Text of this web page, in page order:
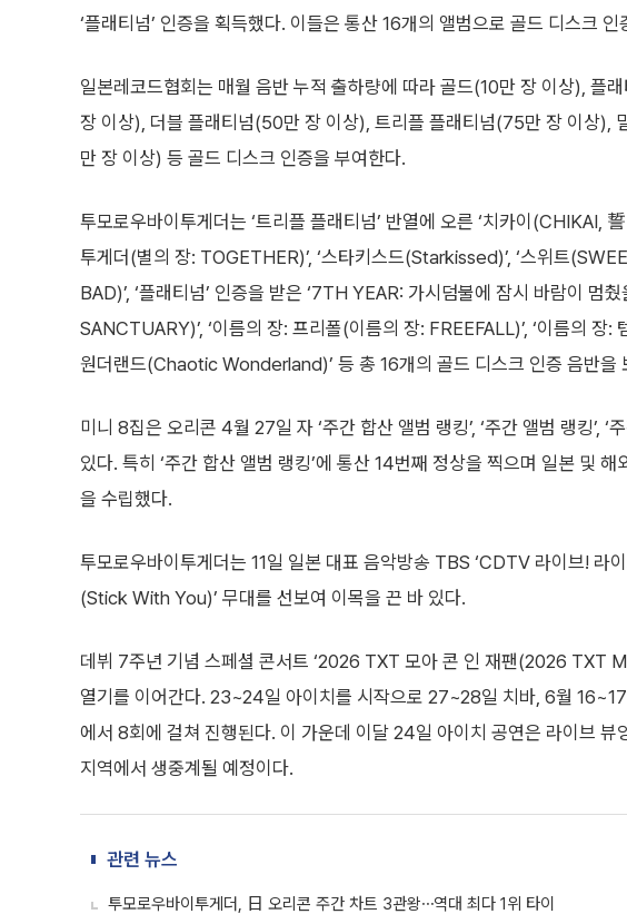
‘플래티넘’ 인증을 획득했다. 이들은 통산 16개의 앨범으로 골드 디스크 인
일본레코드협회는 매월 음반 누적 출하량에 따라 골드(10만 장 이상), 플
장 이상), 더블 플래티넘(50만 장 이상), 트리플 플래티넘(75만 장 이상),
만 장 이상) 등 골드 디스크 인증을 부여한다.
투모로우바이투게더는 ‘트리플 플래티넘’ 반열에 오른 ‘치카이(CHIKAI,
투게더(별의 장: TOGETHER)’, ‘스타키스드(Starkissed)’, ‘스위트
BAD)’, ‘플래티넘’ 인증을 받은 ‘7TH YEAR: 가시덤불에 잠시 바람이 멈
SANCTUARY)’, ‘이름의 장: 프리폴(이름의 장: FREEFALL)’, ‘이름의 장:
원더랜드(Chaotic Wonderland)’ 등 총 16개의 골드 디스크 인증 음반을
미니 8집은 오리콘 4월 27일 자 ‘주간 합산 앨범 랭킹’, ‘주간 앨범 랭킹’, ‘
있다. 특히 ‘주간 합산 앨범 랭킹’에 통산 14번째 정상을 찍으며 일본 및
을 수립했다.
투모로우바이투게더는 11일 일본 대표 음악방송 TBS ‘CDTV 라이브! 라
(Stick With You)’ 무대를 선보여 이목을 끈 바 있다.
데뷔 7주년 기념 스페셜 콘서트 ‘2026 TXT 모아 콘 인 재팬(2026 TXT
열기를 이어간다. 23~24일 아이치를 시작으로 27~28일 치바, 6월
에서 8회에 걸쳐 진행된다. 이 가운데 이달 24일 아이치 공연은 라이브
지역에서 생중계될 예정이다.
관련 뉴스
투모로우바이투게더, 日 오리콘 주간 차트 3관왕⋯역대 최다 1위 타이